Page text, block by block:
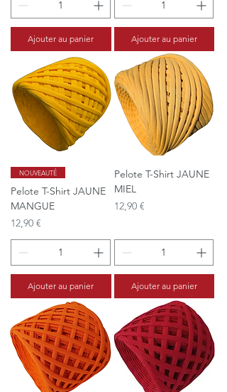
Ajouter au panier Ajouter au panier
NOUVEAUTÉ
Pelote T-Shirt JAUNE
MANGUE
Prix
12,90 €
Ajouter au panier
Pelote T-Shirt JAUNE
MIEL
Prix
12,90 €
Ajouter au panier